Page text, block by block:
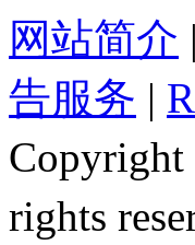
网站简介 |
告服务 |
rights